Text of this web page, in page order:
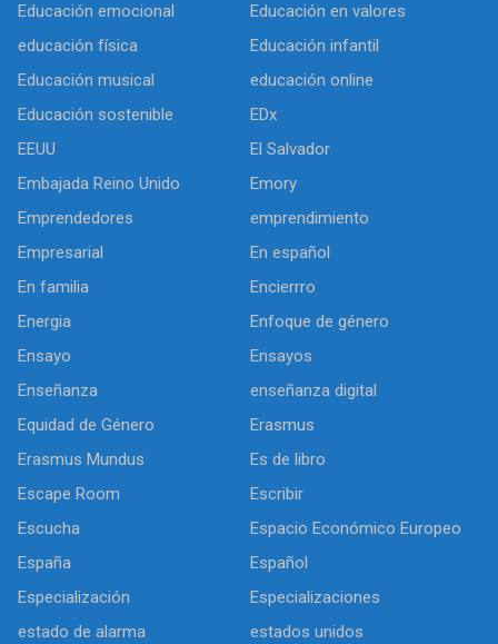
Educación emocional
Educación en valores
educación física
Educación infantil
Educación musical
educación online
Educación sostenible
EDx
EEUU
El Salvador
Embajada Reino Unido
Emory
Emprendedores
emprendimiento
Empresarial
En español
En familia
Encierrro
Energia
Enfoque de género
Ensayo
Ensayos
Enseñanza
enseñanza digital
Equidad de Género
Erasmus
Erasmus Mundus
Es de libro
Escape Room
Escribir
Escucha
Espacio Económico Europeo
España
Español
Especialización
Especializaciones
estado de alarma
estados unidos